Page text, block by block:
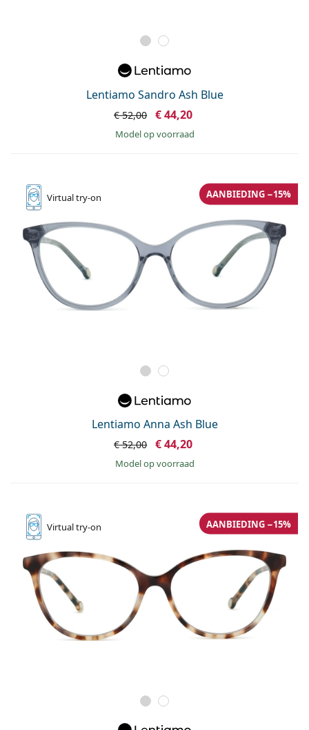
Lentiamo Sandro Ash Blue
€ 52,00 € 44,20
model op voorraad
Virtualtry-on
Lentiamo Anna Ash Blue
AANBIEDING −15%
€ 52,00 € 44,20
model op voorraad
Virtualtry-on AANBIEDING −15%